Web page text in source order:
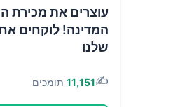
עוצרים את מכירת
המדינה! לוקחים
שלנו
✍️
11,151 תומכים